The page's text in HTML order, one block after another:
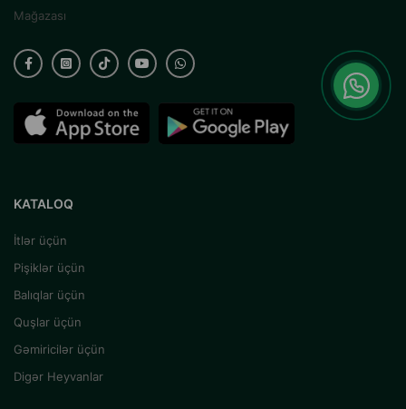
Mağazası
KATALOQ
İtlər üçün
Pişiklər üçün
Balıqlar üçün
Quşlar üçün
Gəmiricilər üçün
Digər Heyvanlar